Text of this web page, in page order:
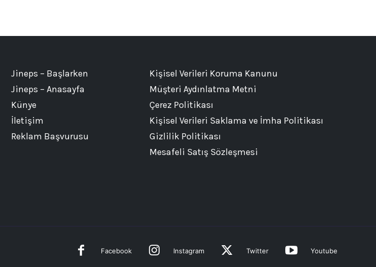
Jineps – Başlarken
Jineps – Anasayfa
Künye
İletişim
Reklam Başvurusu
Kişisel Verileri Koruma Kanunu
Müşteri Aydınlatma Metni
Çerez Politikası
Kişisel Verileri Saklama ve İmha Politikası
Gizlilik Politikası
Mesafeli Satış Sözleşmesi
Facebook Instagram Twitter Youtube